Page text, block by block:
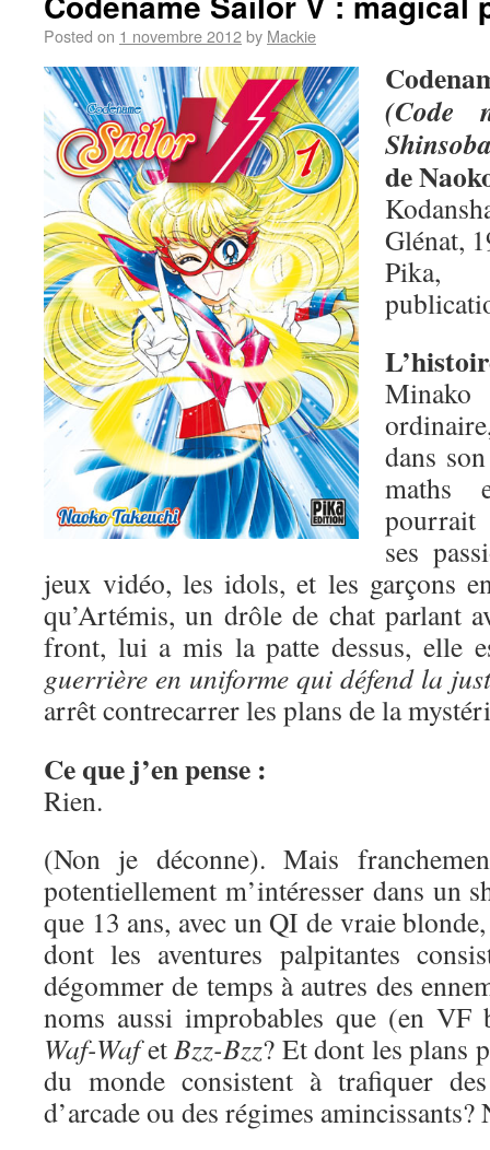
Posted on 1 novembre 2012by Mackie
(Code
de
Glénat,
Pika,
Minako
dans
maths
pourrait
ses
jeux vidéo, les idols, et les garçons
qu’Artémis, un drôle de chat parlant
front, lui a mis la patte dessus, elle
guerrière en uniforme qui défend la
arrêt contrecarrer les plans de la
Ce que j’en pense :
Rien.
(Non je déconne). Mais
potentiellement m’intéresser dans un
que 13 ans, avec un QI de vraie
dont les aventures palpitantes
dégommer de temps à autres des
noms aussi improbables que (en
Waf-WafetBzz-Bzz? Et dont les plans
du monde consistent à trafiquer
d’arcade ou des régimes